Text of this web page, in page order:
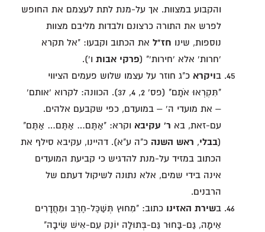
והקבוע במצוות. אך על-מנת לתת לעצמם את החופש
לפרש את התורה כרצונם ולבדות מליבם מצוות
נוספות, שינו חז"ל את הכתוב וקבעו: "אל תקרא
'חרות' אלא 'חירות'" (פרקי אבות ו').
בויקרא כ"ג חוזר על עצמו שלוש פעמים הציווי
"תִּקְרְאוּ אֹתָם" (פס' 2, 4, 37). הכוונה: לקרוא 'אותם'
– את מועדי ה' – במועדם, כפי שקבעם אלהים.
עם-זאת, בא ר' עקיבא וקרא: "אַתֶּם… אַתֶּם… אַתֶּם"
(בבלי, ראש השנה כ"ה ע"א). דהיינו, עקיבא סילף את
הכתוב במזיד על-מנת להדגיש כי קביעת המועדים
אינה בידי שמים, אלא נתונה לשיקול דעתם של
הרבנים.
בשירת האזינו כתוב: "מִחוּץ תְּשַׁכֶּל-חֶרֶב וּמֵחֲדָרִים
אֵימָה, גַּם-בָּחוּר גַּם-בְּתוּלָה יוֹנֵק עִם-אִישׁ שֵׂיבָה"